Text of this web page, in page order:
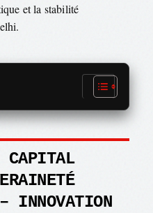
et la stabilité
CAPITAL
INNOVATION